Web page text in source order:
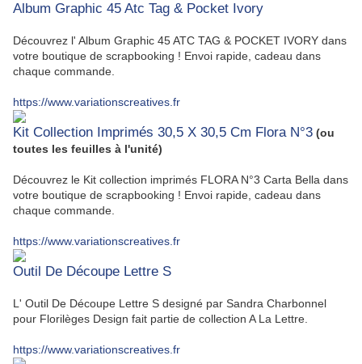
Album Graphic 45 Atc Tag & Pocket Ivory
Découvrez l' Album Graphic 45 ATC TAG & POCKET IVORY dans
votre boutique de scrapbooking ! Envoi rapide, cadeau dans
chaque commande.
https://www.variationscreatives.fr
Kit Collection Imprimés 30,5 X 30,5 Cm Flora N°3 (ou
toutes les feuilles à l'unité)
Découvrez le Kit collection imprimés FLORA N°3 Carta Bella dans
votre boutique de scrapbooking ! Envoi rapide, cadeau dans
chaque commande.
https://www.variationscreatives.fr
Outil De Découpe Lettre S
L' Outil De Découpe Lettre S designé par Sandra Charbonnel
pour Florilèges Design fait partie de collection A La Lettre.
https://www.variationscreatives.fr